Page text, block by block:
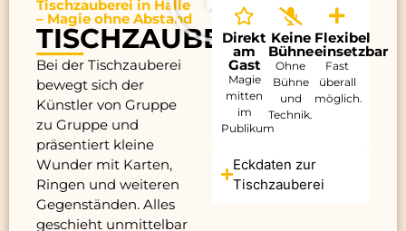
Tischzauberei in Halle
– Magie ohne Abstand
TISCHZAUBEREI
Bei der Tischzauberei
bewegt sich der
Künstler von Gruppe
zu Gruppe und
präsentiert kleine
Wunder mit Karten,
Ringen und weiteren
Gegenständen. Alles
geschieht unmittelbar
Direkt
am
Gast
Magie
mitten
im
Publikum
Keine
Bühne
Ohne
Bühne
und
Technik.
Flexibel
einsetzbar
Fast
überall
möglich.
Eckdaten zur
Tischzauberei